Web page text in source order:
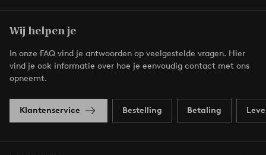
Wij helpen je
In onze FAQ vind je antwoorden op veelgestelde vragen. Hier
vind je ook informatie over hoe je eenvoudig contact met ons
opneemt.
Klantenservice Bestelling Betaling